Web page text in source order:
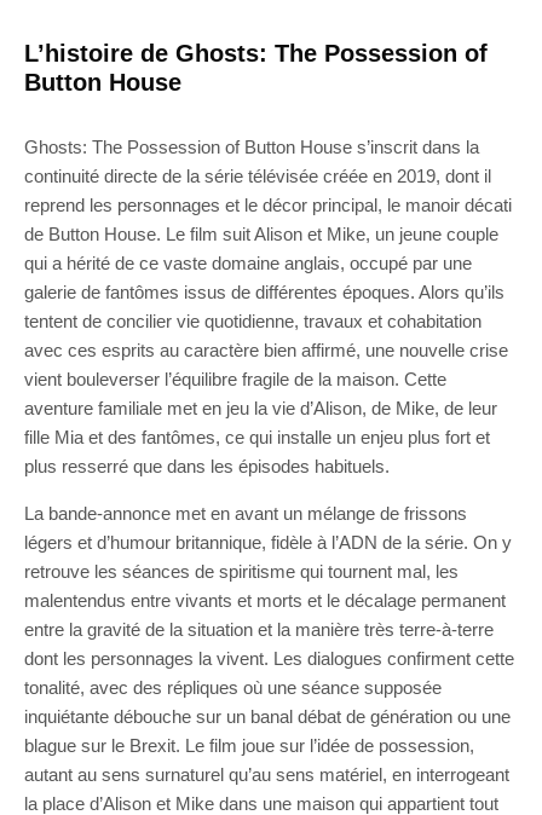
L’histoire de Ghosts: The Possession of
Button House
Ghosts: The Possession of Button House s’inscrit dans la
continuité directe de la série télévisée créée en 2019, dont il
reprend les personnages et le décor principal, le manoir décati
de Button House. Le film suit Alison et Mike, un jeune couple
qui a hérité de ce vaste domaine anglais, occupé par une
galerie de fantômes issus de différentes époques. Alors qu’ils
tentent de concilier vie quotidienne, travaux et cohabitation
avec ces esprits au caractère bien affirmé, une nouvelle crise
vient bouleverser l’équilibre fragile de la maison. Cette
aventure familiale met en jeu la vie d’Alison, de Mike, de leur
fille Mia et des fantômes, ce qui installe un enjeu plus fort et
plus resserré que dans les épisodes habituels.
La bande-annonce met en avant un mélange de frissons
légers et d’humour britannique, fidèle à l’ADN de la série. On y
retrouve les séances de spiritisme qui tournent mal, les
malentendus entre vivants et morts et le décalage permanent
entre la gravité de la situation et la manière très terre-à-terre
dont les personnages la vivent. Les dialogues confirment cette
tonalité, avec des répliques où une séance supposée
inquiétante débouche sur un banal débat de génération ou une
blague sur le Brexit. Le film joue sur l’idée de possession,
autant au sens surnaturel qu’au sens matériel, en interrogeant
la place d’Alison et Mike dans une maison qui appartient tout